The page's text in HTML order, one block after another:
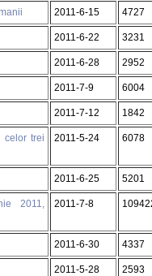
2011-6-15 4727
2011-6-22 3231
2011-6-28 2952
2011-7-9 6004
2011-7-12 1842
celor trei
2011-5-24 6078
2011-6-25 5201
2011,
2011-7-8
2011-6-30 4337
2011-5-28 2593